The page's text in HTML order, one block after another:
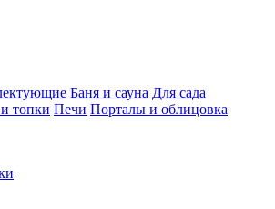
Баня и сауна Для сада
топки Печи Порталы и облицовка